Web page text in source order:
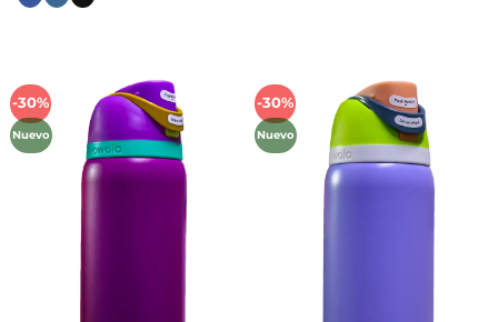
-30%
Nuevo
Añadir
lista de
deseos
-30%
Nuevo
Añadir
lista de
deseos